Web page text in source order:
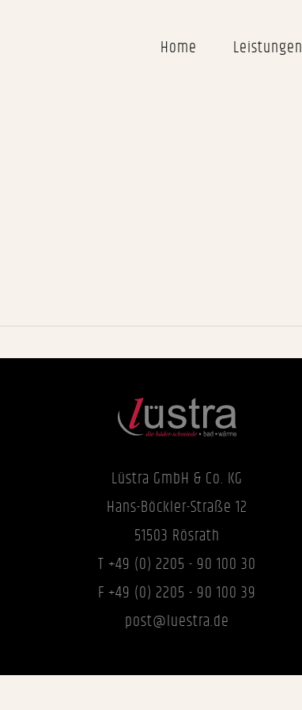
Home Leistungen
Lüstra GmbH & Co. KG
Hans-Böckler-Straße 12
51503 Rösrath
T +49 (0) 2205 - 90 100 30
F +49 (0) 2205 - 90 100 39
post@luestra.de